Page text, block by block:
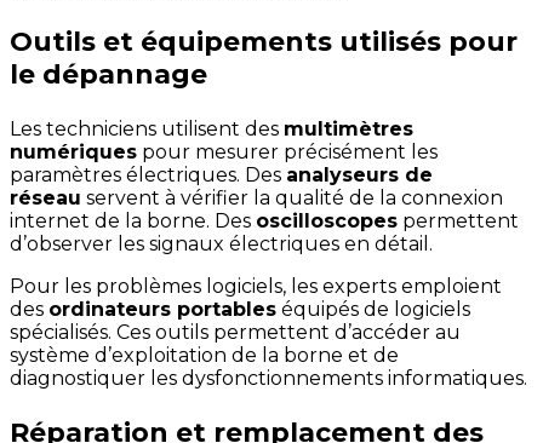
Outils et équipements utilisés pour
le dépannage
Les techniciens utilisent des multimètres
numériques pour mesurer précisément les
paramètres électriques. Des analyseurs de
réseau servent à vérifier la qualité de la connexion
internet de la borne. Des oscilloscopes permettent
d’observer les signaux électriques en détail.
Pour les problèmes logiciels, les experts emploient
des ordinateurs portables équipés de logiciels
spécialisés. Ces outils permettent d’accéder au
système d’exploitation de la borne et de
diagnostiquer les dysfonctionnements informatiques.
Réparation et remplacement des